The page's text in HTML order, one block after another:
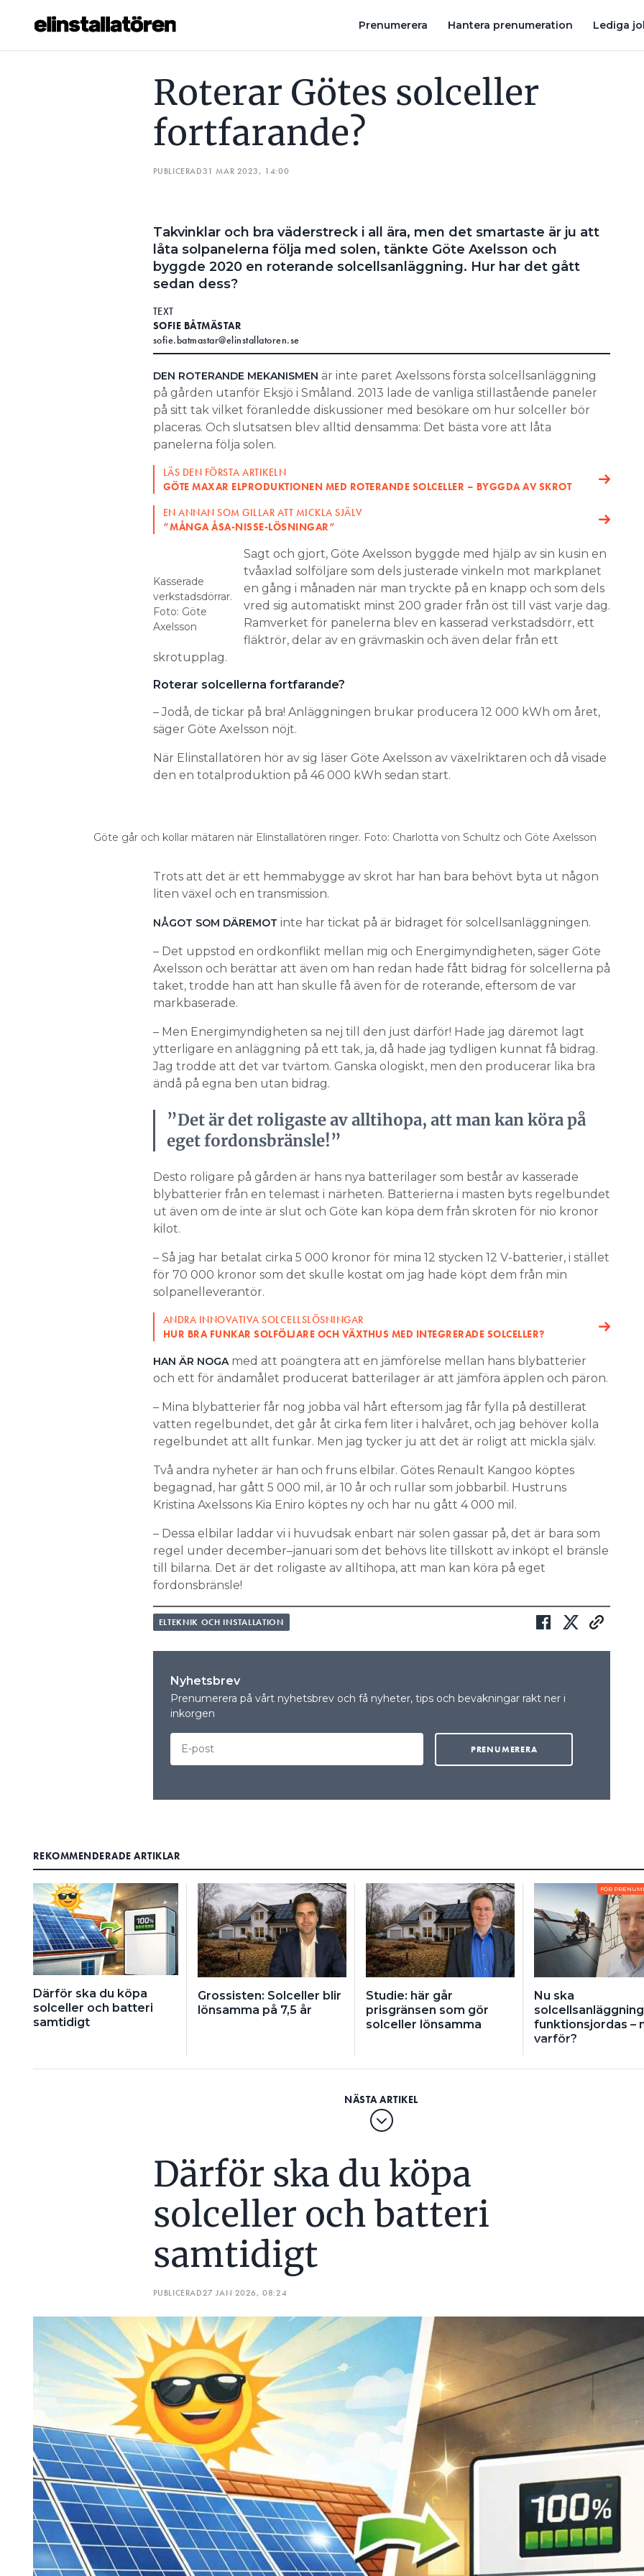
Prenumerera Hantera prenumeration Lediga
Hantera prenumeration
Läs E-tidningen
Roterar Götes solceller
fortfarande?
PUBLICERAD31 MAR 2023, 14:00
Takvinklar och bra väderstreck i all ära, men det smartaste är ju att
låta solpanelerna följa med solen, tänkte Göte Axelsson och
byggde 2020 en roterande solcellsanläggning. Hur har det gått
sedan dess?
TEXT
SOFIE BÅTMÄSTAR
sofie.batmastar@elinstallatoren.se
DEN ROTERANDE MEKANISMEN är inte paret Axelssons första solcellsanläggning
på gården utanför Eksjö i Småland. 2013 lade de vanliga stillastående paneler
på sitt tak vilket föranledde diskussioner med besökare om hur solceller bör
placeras. Och slutsatsen blev alltid densamma: Det bästa vore att låta
panelerna följa solen.
LÄS DEN FÖRSTA ARTIKELN
GÖTE MAXAR ELPRODUKTIONEN MED ROTERANDE SOLCELLER – BYGGDA AV SKROT
EN ANNAN SOM GILLAR ATT MICKLA SJÄLV
”MÅNGA ÅSA-NISSE-LÖSNINGAR”
Kasserade
verkstadsdörrar.
Foto: Göte
Axelsson
Sagt och gjort, Göte Axelsson byggde med hjälp av sin kusin en
tvåaxlad solföljare som dels justerade vinkeln mot markplanet
en gång i månaden när man tryckte på en knapp och som dels
vred sig automatiskt minst 200 grader från öst till väst varje dag.
Ramverket för panelerna blev en kasserad verkstadsdörr, ett
fläktrör, delar av en grävmaskin och även delar från ett
skrotupplag.
Roterar solcellerna fortfarande?
– Jodå, de tickar på bra! Anläggningen brukar producera 12 000 kWh om året,
säger Göte Axelsson nöjt.
När Elinstallatören hör av sig läser Göte Axelsson av växelriktaren och då visade
den en totalproduktion på 46 000 kWh sedan start.
Göte går och kollar mätaren när Elinstallatören ringer. Foto: Charlotta von Schultz och Göte Axelsson
Trots att det är ett hemmabygge av skrot har han bara behövt byta ut någon
liten växel och en transmission.
NÅGOT SOM DÄREMOT inte har tickat på är bidraget för solcellsanläggningen.
– Det uppstod en ordkonflikt mellan mig och Energimyndigheten, säger Göte
Axelsson och berättar att även om han redan hade fått bidrag för solcellerna på
taket, trodde han att han skulle få även för de roterande, eftersom de var
markbaserade.
– Men Energimyndigheten sa nej till den just därför! Hade jag däremot lagt
ytterligare en anläggning på ett tak, ja, då hade jag tydligen kunnat få bidrag.
Jag trodde att det var tvärtom. Ganska ologiskt, men den producerar lika bra
ändå på egna ben utan bidrag.
”Det är det roligaste av alltihopa, att man kan köra på
eget fordonsbränsle!”
Desto roligare på gården är hans nya batterilager som består av kasserade
blybatterier från en telemast i närheten. Batterierna i masten byts regelbundet
ut även om de inte är slut och Göte kan köpa dem från skroten för nio kronor
kilot.
– Så jag har betalat cirka 5 000 kronor för mina 12 stycken 12 V-batterier, i stället
för 70 000 kronor som det skulle kostat om jag hade köpt dem från min
solpanelleverantör.
ANDRA INNOVATIVA SOLCELLSLÖSNINGAR
HUR BRA FUNKAR SOLFÖLJARE OCH VÄXTHUS MED INTEGRERADE SOLCELLER?
HAN ÄR NOGA med att poängtera att en jämförelse mellan hans blybatterier
och ett för ändamålet producerat batterilager är att jämföra äpplen och päron.
– Mina blybatterier får nog jobba väl hårt eftersom jag får fylla på destillerat
vatten regelbundet, det går åt cirka fem liter i halvåret, och jag behöver kolla
regelbundet att allt funkar. Men jag tycker ju att det är roligt att mickla själv.
Två andra nyheter är han och fruns elbilar. Götes Renault Kangoo köptes
begagnad, har gått 5 000 mil, är 10 år och rullar som jobbarbil. Hustruns
Kristina Axelssons Kia Eniro köptes ny och har nu gått 4 000 mil.
– Dessa elbilar laddar vi i huvudsak enbart när solen gassar på, det är bara som
regel under december–januari som det behövs lite tillskott av inköpt el bränsle
till bilarna. Det är det roligaste av alltihopa, att man kan köra på eget
fordonsbränsle!
ELTEKNIK OCH INSTALLATION
Nyhetsbrev
Prenumerera på vårt nyhetsbrev och få nyheter, tips och bevakningar rakt ner i
inkorgen
REKOMMENDERADE ARTIKLAR
Därför ska du köpa
solceller och batteri
samtidigt
Grossisten: Solceller blir
lönsamma på 7,5 år
Studie: här går
prisgränsen som gör
solceller lönsamma
FÖR
Nu ska
funktionsjordas –
varför?
Därför ska du köpa
solceller och batteri
samtidigt
PUBLICERAD27 JAN 2026, 08:24
ROTERAR GÖTES SOLCELLER FORTFARANDE? DÄRFÖR SKA DU KÖPA SOLCELLER OCH BATTERI SAMTIDIGT